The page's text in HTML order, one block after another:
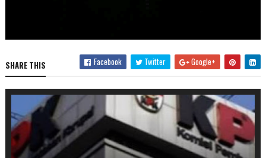
SHARE THIS Facebook Twitter Google+